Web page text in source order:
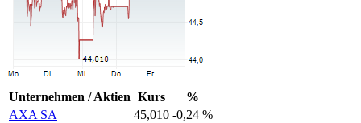
Unternehmen / Aktien Kurs
%
AXA SA
45,010 -0,24 %